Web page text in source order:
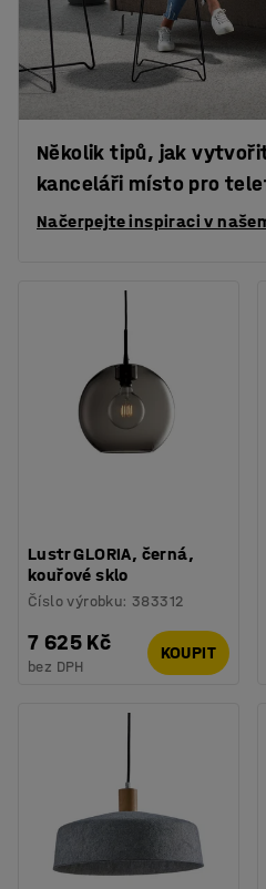
Několik tipů, jak
kanceláři místo pro
Načerpejte inspiraci v
Lustr GLORIA, černá,
kouřové sklo
Číslo výrobku:383312
7 625 Kč
bez DPH
KOUPIT